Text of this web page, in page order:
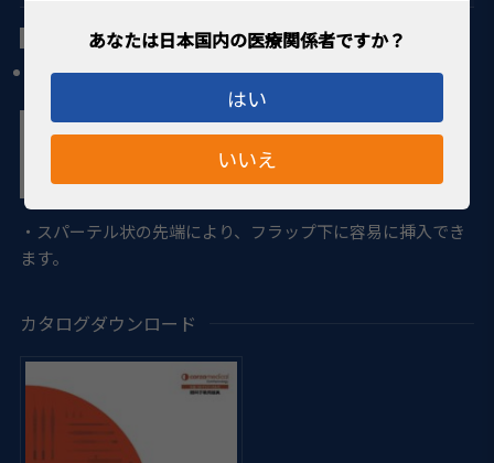
はい
いいえ
マンチェ氏 カニューレ 屈折矯正用 25G
3ポート、全長34mm
・スパーテル状の先端により、フラップ下に容易に挿入でき
ます。
カタログダウンロード